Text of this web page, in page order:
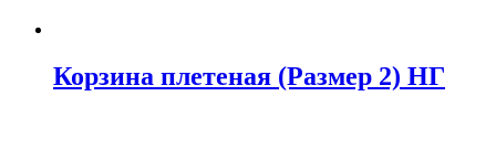
Корзина плетеная (Размер 2) НГ